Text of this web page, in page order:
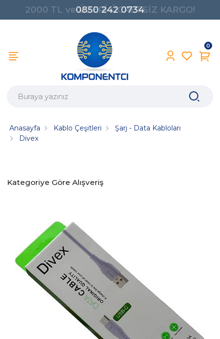
0850 242 0734
0
Anasayfa Kablo Çeşitleri
Şarj - Data Kabloları
Divex
Kategoriye Göre Alışveriş